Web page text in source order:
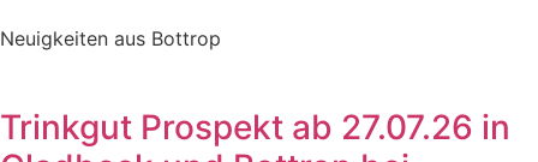
Neuigkeiten aus Bottrop
Trinkgut Prospekt ab 27.07.26 in